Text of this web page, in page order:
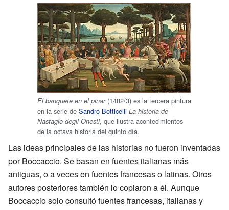
El banquete en el pinar(1482/3) es la tercera pintura
en la serie de Sandro Botticelli La historia de
Nastagio degli Onesti, que ilustra acontecimientos
de la octava historia del quinto día.
Las ideas principales de las historias no fueron inventadas
por Boccaccio. Se basan en fuentes italianas más
antiguas, o a veces en fuentes francesas o latinas. Otros
autores posteriores también lo copiaron a él. Aunque
Boccaccio solo consultó fuentes francesas, italianas y